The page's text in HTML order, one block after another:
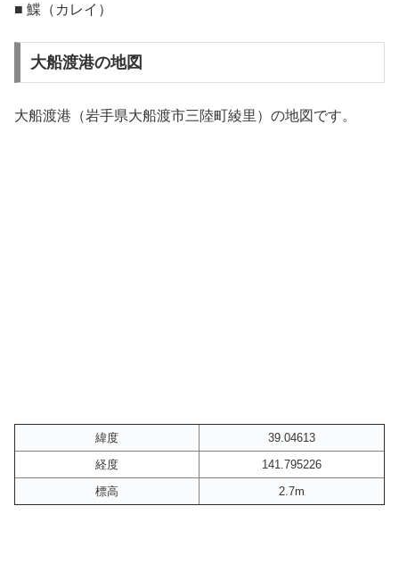
■ 鰈（カレイ）
大船渡港の地図
大船渡港（岩手県大船渡市三陸町綾里）の地図です。
緯度
39.04613
経度
141.795226
標高
2.7m